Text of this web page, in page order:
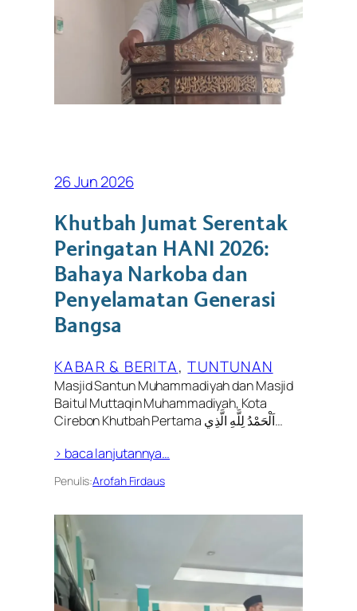
26 Jun 2026
Khutbah Jumat Serentak
Peringatan HANI 2026:
Bahaya Narkoba dan
Penyelamatan Generasi
Bangsa
KABAR & BERITA, TUNTUNAN
Masjid Santun Muhammadiyah dan Masjid
Baitul Muttaqin Muhammadiyah, Kota
Cirebon Khutbah Pertama اَلْحَمْدُ لِلَّهِ الَّذِي…
> baca lanjutannya…
Penulis:Arofah Firdaus